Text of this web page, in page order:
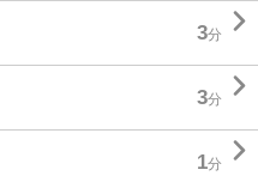
3分 
3分 
1分 